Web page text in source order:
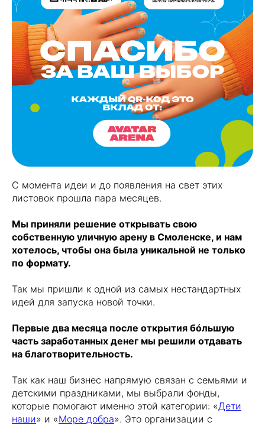
С момента идеи и до появления на свет этих
листовок прошла пара месяцев.
Мы приняли решение открывать свою
собственную уличную арену в Смоленске, и нам
хотелось, чтобы она была уникальной не только
по формату.
Так мы пришли к одной из самых нестандартных
идей для запуска новой точки.
Первые два месяца после открытия бóльшую
часть заработанных денег мы решили отдавать
на благотворительность.
Так как наш бизнес напрямую связан с семьями и
детскими праздниками, мы выбрали фонды,
которые помогают именно этой категории: «Дети
наши» и «Море добра». Это организации с